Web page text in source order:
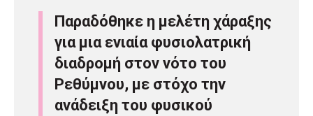
Παραδόθηκε η μελέτη χάραξης
για μια ενιαία φυσιολατρική
διαδρομή στον νότο του
Ρεθύμνου, με στόχο την
ανάδειξη του φυσικού